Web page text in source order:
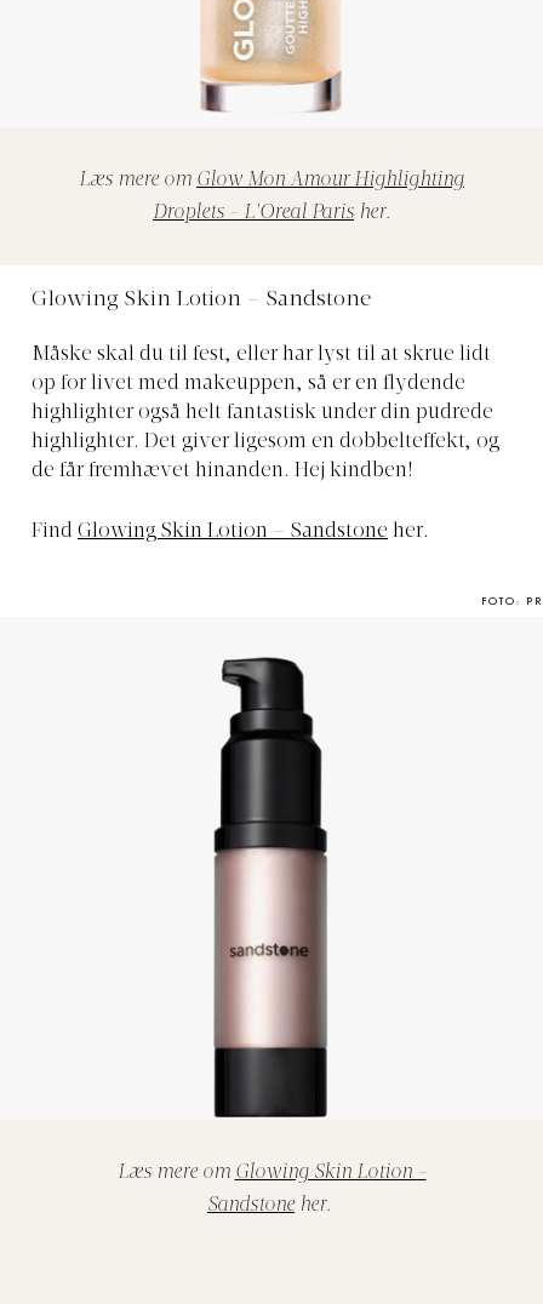
Læs mere om Glow Mon Amour Highlighting
Droplets - L'Oreal Paris her.
Glowing Skin Lotion – Sandstone
Måske skal du til fest, eller har lyst til at skrue lidt
op for livet med makeuppen, så er en flydende
highlighter også helt fantastisk under din pudrede
highlighter. Det giver ligesom en dobbelteffekt, og
de får fremhævet hinanden. Hej kindben!
Find Glowing Skin Lotion – Sandstone her.
FOTO: PR
Læs mere om Glowing Skin Lotion -
Sandstoneher.